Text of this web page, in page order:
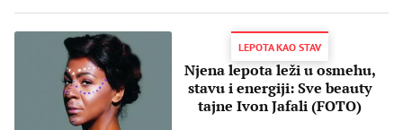
LEPOTA KAO STAV
Njena lepota leži u osmehu,
stavu i energiji: Sve beauty
tajne Ivon Jafali (FOTO)